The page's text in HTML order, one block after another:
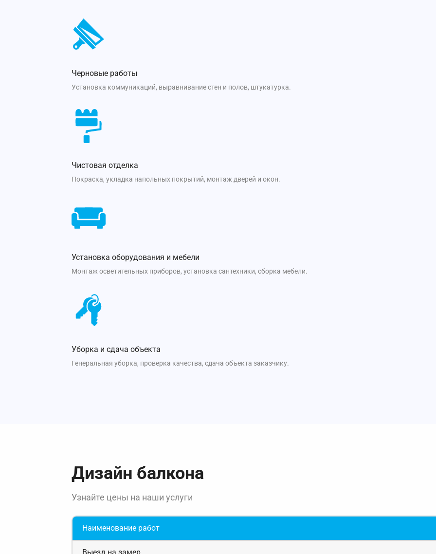
Черновые работы
Установка коммуникаций, выравнивание стен и полов, штукатурка.
Чистовая отделка
Покраска, укладка напольных покрытий, монтаж дверей и окон.
Установка оборудования и мебели
Монтаж осветительных приборов, установка сантехники, сборка мебели.
Уборка и сдача объекта
Генеральная уборка, проверка качества, сдача объекта заказчику.
Дизайн балкона
Узнайте цены на наши услуги
Наименование работ